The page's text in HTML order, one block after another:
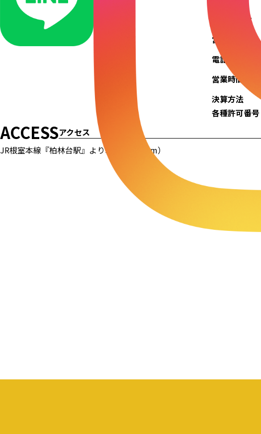
代表取締役
営業所
電話番号
営業時間
決算方法
各種許可番号
ACCESSアクセス
JR根室本線『柏林台駅』より車で6分（2km）